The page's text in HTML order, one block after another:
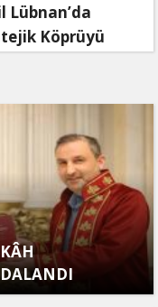
Lübnan’da
Köprüyü